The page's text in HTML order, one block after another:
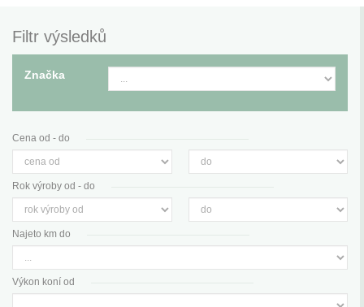
Filtr výsledků
Značka
Cena od - do
Rok výroby od - do
Najeto km do
Výkon koní od